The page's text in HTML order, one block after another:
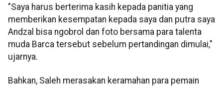
"Saya harus berterima kasih kepada panitia yang
memberikan kesempatan kepada saya dan putra saya
Andzal bisa ngobrol dan foto bersama para talenta
muda Barca tersebut sebelum pertandingan dimulai,"
ujarnya.
Bahkan, Saleh merasakan keramahan para pemain